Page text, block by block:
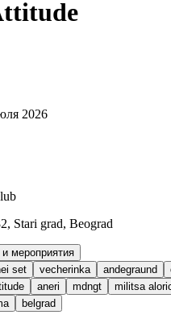
2026
Stari grad, Beograd
мероприятия
set vecherinka andegraund
aneri mdngt militsa
belgrad